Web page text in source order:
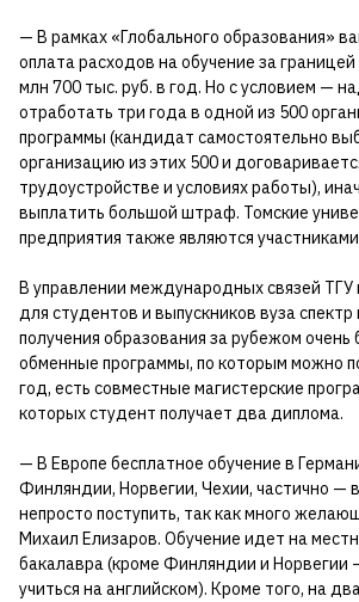
— В рамках «Глобального образования»
оплата расходов на обучение за
млн 700 тыс. руб. в год. Но с условием —
отработать три года в одной из 500
программы (кандидат самостоятельно
организацию из этих 500 и
трудоустройстве и условиях работы),
выплатить большой штраф. Томские
предприятия также являются
В управлении международных связей ТГУ
для студентов и выпускников вуза
получения образования за рубежом очень
обменные программы, по которым можно
год, есть совместные магистерские
которых студент получает два диплома.
— В Европе бесплатное обучение в
Финляндии, Норвегии, Чехии, частично —
непросто поступить, так как много
Михаил Елизаров. Обучение идет на
бакалавра (кроме Финляндии и Норвегии
учиться на английском). Кроме того, на